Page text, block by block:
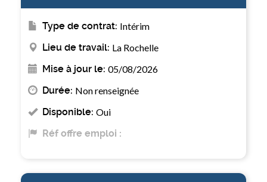
Type de contrat: Intérim
Lieu de travail: La Rochelle
Mise à jour le: 05/08/2026
Durée: Non renseignée
Disponible: Oui
Réf offre emploi :